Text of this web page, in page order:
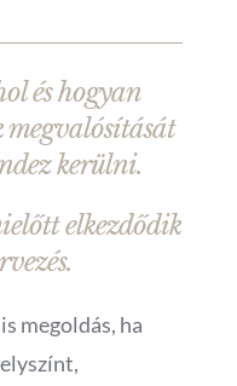
és hogyan
megvalósítását
kerülni.
elkezdődik
megoldás, ha